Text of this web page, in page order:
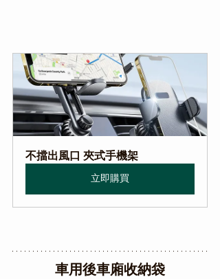
不擋出風口 夾式手機架
立即購買
車用後車廂收納袋